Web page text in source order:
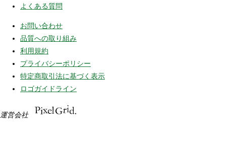
よくある質問
お問い合わせ
品質への取り組み
利用規約
プライバシーポリシー
特定商取引法に基づく表示
ロゴガイドライン
運営会社